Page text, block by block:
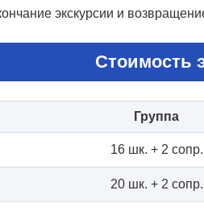
экскурсии и
Стоимость
Группа
16 шк. + 2 сопр.
20 шк. + 2 сопр.